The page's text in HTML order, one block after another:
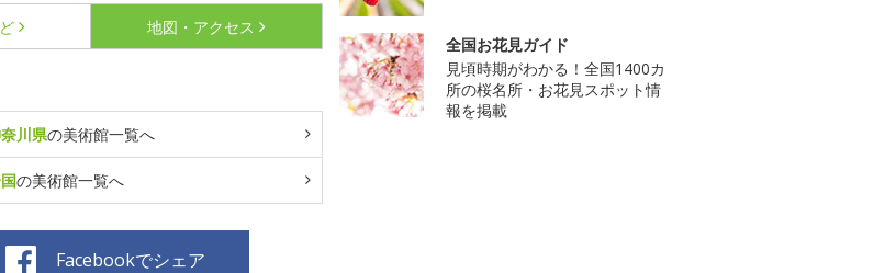
地図・アクセス
川県の美術館一覧へ
の美術館一覧へ
Facebookでシェア
全国お花見ガイド
見頃時期がわかる！全国1400カ
所の桜名所・お花見スポット情
報を掲載